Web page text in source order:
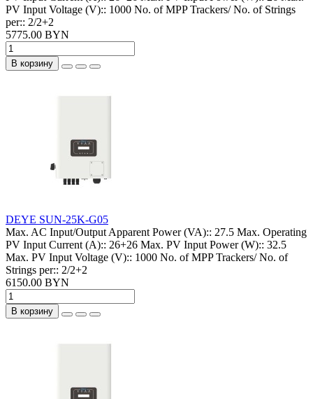
PV Input Voltage (V):: 1000 No. of MPP Trackers/ No. of Strings
per:: 2/2+2
5775.00 BYN
В корзину
DEYE SUN-25K-G05
Max. AC Input/Output Apparent Power (VA):: 27.5 Max. Operating
PV Input Current (A):: 26+26 Max. PV Input Power (W):: 32.5
Max. PV Input Voltage (V):: 1000 No. of MPP Trackers/ No. of
Strings per:: 2/2+2
6150.00 BYN
В корзину